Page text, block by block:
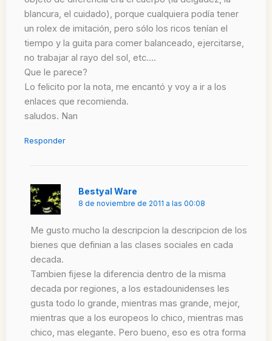
blancura, el cuidado), porque cualquiera podía tener
un rolex de imitación, pero sólo los ricos tenían el
tiempo y la guita para comer balanceado, ejercitarse,
no trabajar al rayo del sol, etc….
Que le parece?
Lo felicito por la nota, me encantó y voy a ir a los
enlaces que recomienda.
saludos. Nan
Responder
Bestyal Ware
8 de noviembre de 2011 a las 00:08
Me gusto mucho la descripcion la descripcion de los
bienes que definian a las clases sociales en cada
decada.
Tambien fijese la diferencia dentro de la misma
decada por regiones, a los estadounidenses les
gusta todo lo grande, mientras mas grande, mejor,
mientras que a los europeos lo chico, mientras mas
chico, mas elegante. Pero bueno, eso es otra forma